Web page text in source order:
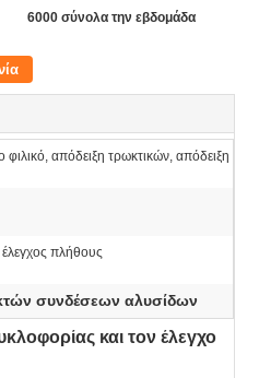
6000 σύνολα την εβδομάδα
απόδειξη τρωκτικών, απόδειξη
έλεγχος πλήθους
συνδέσεων αλυσίδων
και τον έλεγχο